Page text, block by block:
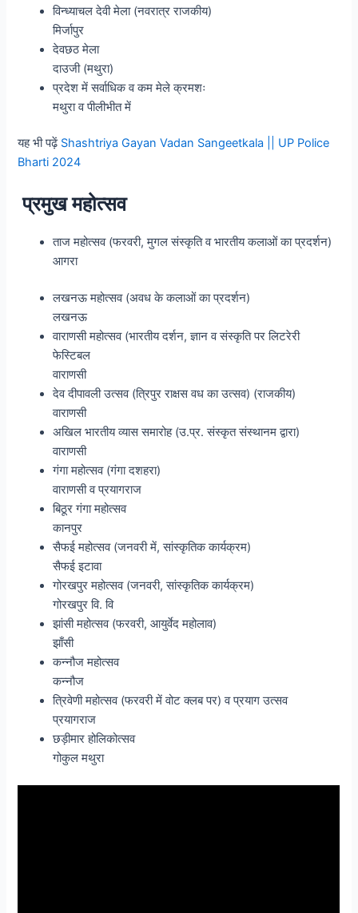
विन्ध्याचल देवी मेला (नवरात्र राजकीय)
मिर्जापुर
देवछठ मेला
दाउजी (मथुरा)
प्रदेश में सर्वाधिक व कम मेले क्रमशः
मथुरा व पीलीभीत में
यह भी पढ़ें Shashtriya Gayan Vadan Sangeetkala || UP Police
Bharti 2024
प्रमुख महोत्सव
ताज महोत्सव (फरवरी, मुगल संस्कृति व भारतीय कलाओं का प्रदर्शन)
आगरा
लखनऊ महोत्सव (अवध के कलाओं का प्रदर्शन)
लखनऊ
वाराणसी महोत्सव (भारतीय दर्शन, ज्ञान व संस्कृति पर लिटरेरी
फेस्टिबल
वाराणसी
देव दीपावली उत्सव (त्रिपुर राक्षस वध का उत्सव) (राजकीय)
वाराणसी
अखिल भारतीय व्यास समारोह (उ.प्र. संस्कृत संस्थानम द्वारा)
वाराणसी
गंगा महोत्सव (गंगा दशहरा)
वाराणसी व प्रयागराज
बिठूर गंगा महोत्सव
कानपुर
सैफई महोत्सव (जनवरी में, सांस्कृतिक कार्यक्रम)
सैफई इटावा
गोरखपुर महोत्सव (जनवरी, सांस्कृतिक कार्यक्रम)
गोरखपुर वि. वि
झांसी महोत्सव (फरवरी, आयुर्वेद महोलाव)
झाँसी
कन्नौज महोत्सव
कन्नौज
त्रिवेणी महोत्सव (फरवरी में वोट क्लब पर) व प्रयाग उत्सव
प्रयागराज
छड़ीमार होलिकोत्सव
गोकुल मथुरा